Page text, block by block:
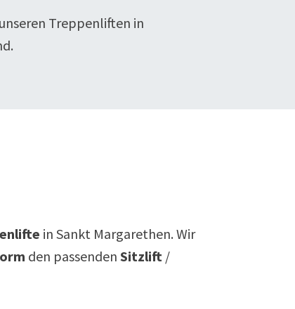
Treppenliften in
in Sankt Margarethen. Wir
den passenden Sitzlift /